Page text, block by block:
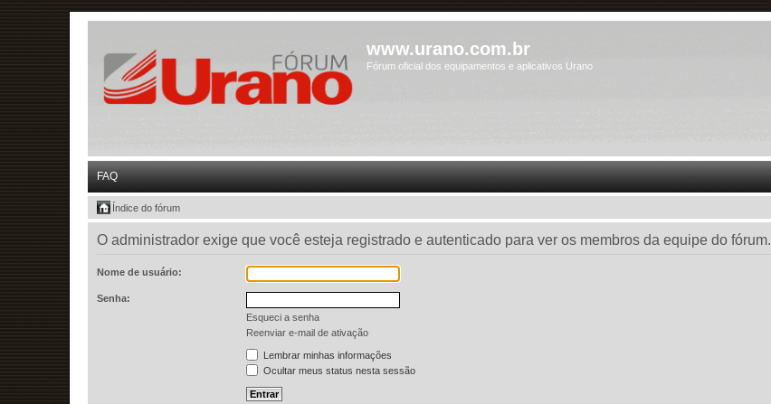
www.urano.com.br
Fórum oficial dos equipamentos e aplicativos Urano
FAQ
Índice do fórum
O administrador exige que você esteja registrado e autenticado para ver os membros da equipe do fórum.
Nome de usuário:
Senha:
Esqueci a senha
Reenviar e-mail de ativação
Lembrar minhas informações
Ocultar meus status nesta sessão